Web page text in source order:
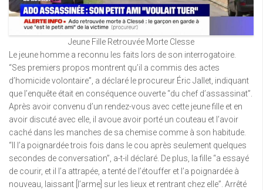
Jeune Fille Retrouvée Morte Clesse
Le jeune homme a reconnu les faits lors de son interrogatoire.
“Ses premiers propos montrent qu’il a commis des actes
d’homicide volontaire”, a déclaré le procureur Éric Jallet, indiquant
que l’enquête était en conséquence ouverte “du chef d’assassinat”.
Après avoir convenu d’un rendez-vous avec cette jeune fille et en
avoir discuté avec elle, il avoue avoir porté un couteau et l’avoir
caché dans les manches de sa chemise comme à son habitude.
“Il l’a poignardée trois fois dans le cou après seulement quelques
secondes de conversation”, a-t-il déclaré. De plus, la fille “a essayé
de courir, et il l’a attrapée, a tenté de l’étouffer et l’a poignardée à
nouveau, laissant [l’arme] sur les lieux et rentrant chez elle”. Arrêté